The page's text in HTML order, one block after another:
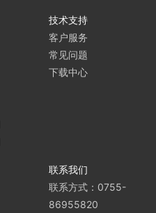
技术支持
客户服务
常见问题
下载中心
联系我们
联系方式：0755-
86955820